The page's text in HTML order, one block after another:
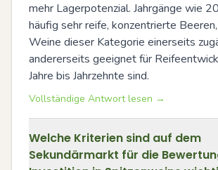
mehr Lagerpotenzial. Jahrgänge wie
häufig sehr reife, konzentrierte
Weine dieser Kategorie einerseits
andererseits geeignet für
Jahre bis Jahrzehnte sind.
Vollständige Antwort lesen →
Welche Kriterien sind auf dem
Sekundärmarkt für die